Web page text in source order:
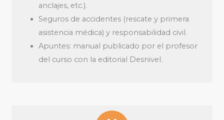
anclajes, etc.).
Seguros de accidentes (rescate y primera
asistencia médica) y responsabilidad civil.
Apuntes: manual publicado por el profesor
del curso con la editorial Desnivel.